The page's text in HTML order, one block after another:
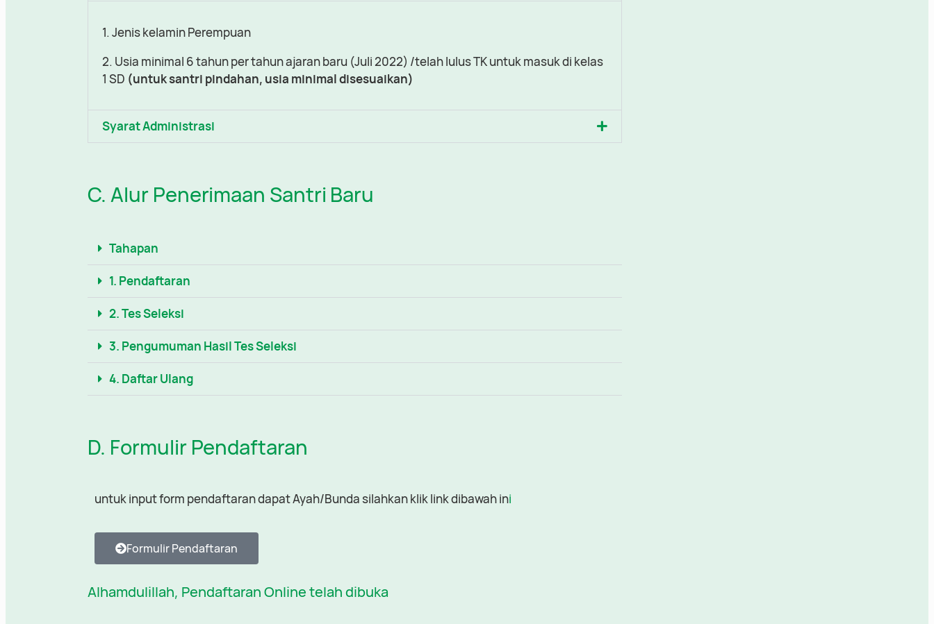
1. Jenis kelamin Perempuan
2. Usia minimal 6 tahun per tahun ajaran baru (Juli 2022) /telah lulus TK untuk masuk di kelas
1 SD (untuk santri pindahan, usia minimal disesuaikan)
Syarat Administrasi
C. Alur Penerimaan Santri Baru
Tahapan
1. Pendaftaran
2. Tes Seleksi
3. Pengumuman Hasil Tes Seleksi
4. Daftar Ulang
D. Formulir Pendaftaran
untuk input form pendaftaran dapat Ayah/Bunda silahkan klik link dibawah ini
Formulir Pendaftaran
Alhamdulillah, Pendaftaran Online telah dibuka